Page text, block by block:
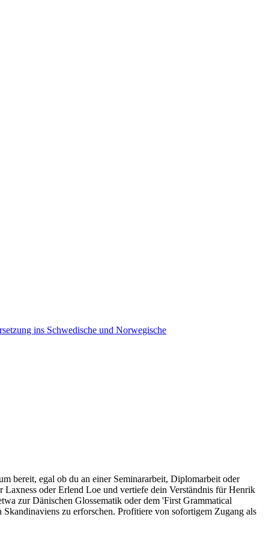
ins Schwedische und Norwegische
bereit, egal ob du an einer Seminararbeit, Diplomarbeit oder
oder Erlend Loe und vertiefe dein Verständnis für Henrik
zur Dänischen Glossematik oder dem 'First Grammatical
zu erforschen. Profitiere von sofortigem Zugang als